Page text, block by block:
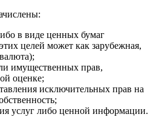
в виде ценных бумаг
целей может как зарубежная,
имущественных прав,
оценке;
исключительных прав на
услуг либо ценной информации.